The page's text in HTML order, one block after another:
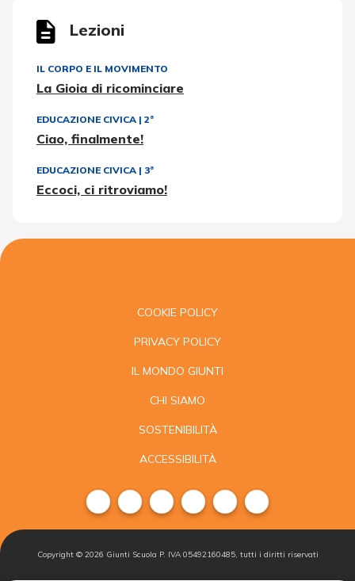
Lezioni
IL CORPO E IL MOVIMENTO
La Gioia di ricominciare
EDUCAZIONE CIVICA | 2ª
Ciao, finalmente!
EDUCAZIONE CIVICA | 3ª
Eccoci, ci ritroviamo!
COOKIE POLICY
PRIVACY POLICY
IL MONDO GIUNTI
CHI SIAMO
SOSTENIBILITÀ
ACCESSIBILITÀ
Copyright © 2026 Giunti Scuola P. IVA 05492160485, tutti i diritti riservati